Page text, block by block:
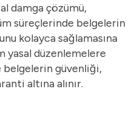
damga çözümü,
süreçlerinde belgelerin
kolayca sağlamasına
yasal düzenlemelere
belgelerin güvenliği,
altına alınır.